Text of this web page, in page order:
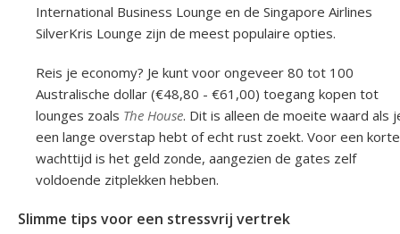
International Business Lounge en de Singapore Airlines
SilverKris Lounge zijn de meest populaire opties.
Reis je economy? Je kunt voor ongeveer 80 tot 100
Australische dollar (€48,80 - €61,00) toegang kopen tot
lounges zoals The House. Dit is alleen de moeite waard als
een lange overstap hebt of echt rust zoekt. Voor een korte
wachttijd is het geld zonde, aangezien de gates zelf
voldoende zitplekken hebben.
Slimme tips voor een stressvrij vertrek